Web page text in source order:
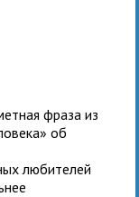
фраза из
об
любителей